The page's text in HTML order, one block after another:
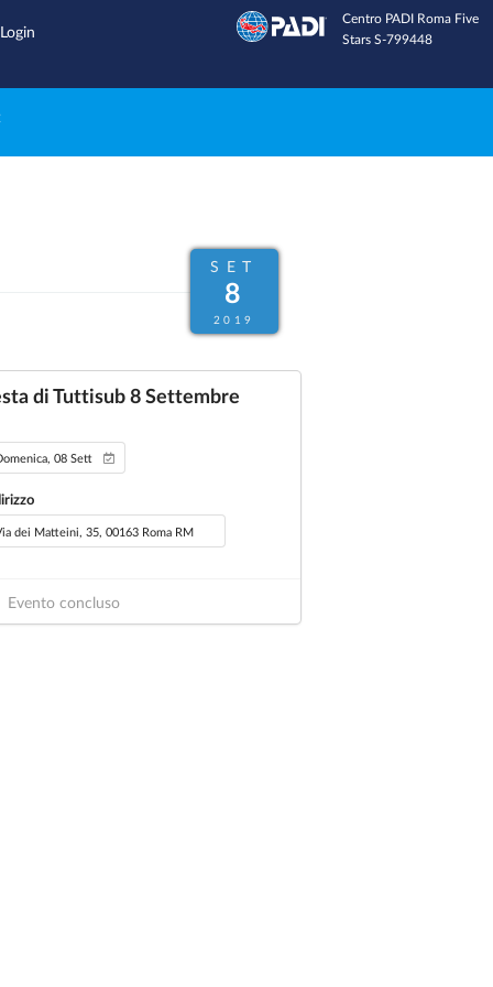
Login
Centro PADI Roma Five
Stars S-799448
Inviaci una email
SET
8
2019
di Tuttisub 8 Settembre
Evento concluso